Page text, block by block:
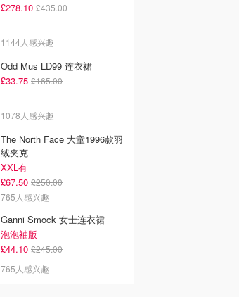
£278.10 £435.00
1144人感兴趣
Odd Mus LD99 连衣裙
£33.75 £165.00
1078人感兴趣
The North Face 大童1996款羽
绒夹克
XXL有
£67.50 £250.00
765人感兴趣
Ganni Smock 女士连衣裙
泡泡袖版
£44.10 £245.00
765人感兴趣